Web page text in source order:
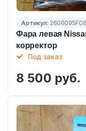
Артикул: 2606095F0B
Фара левая
корректор
Под заказ
8 500 руб.